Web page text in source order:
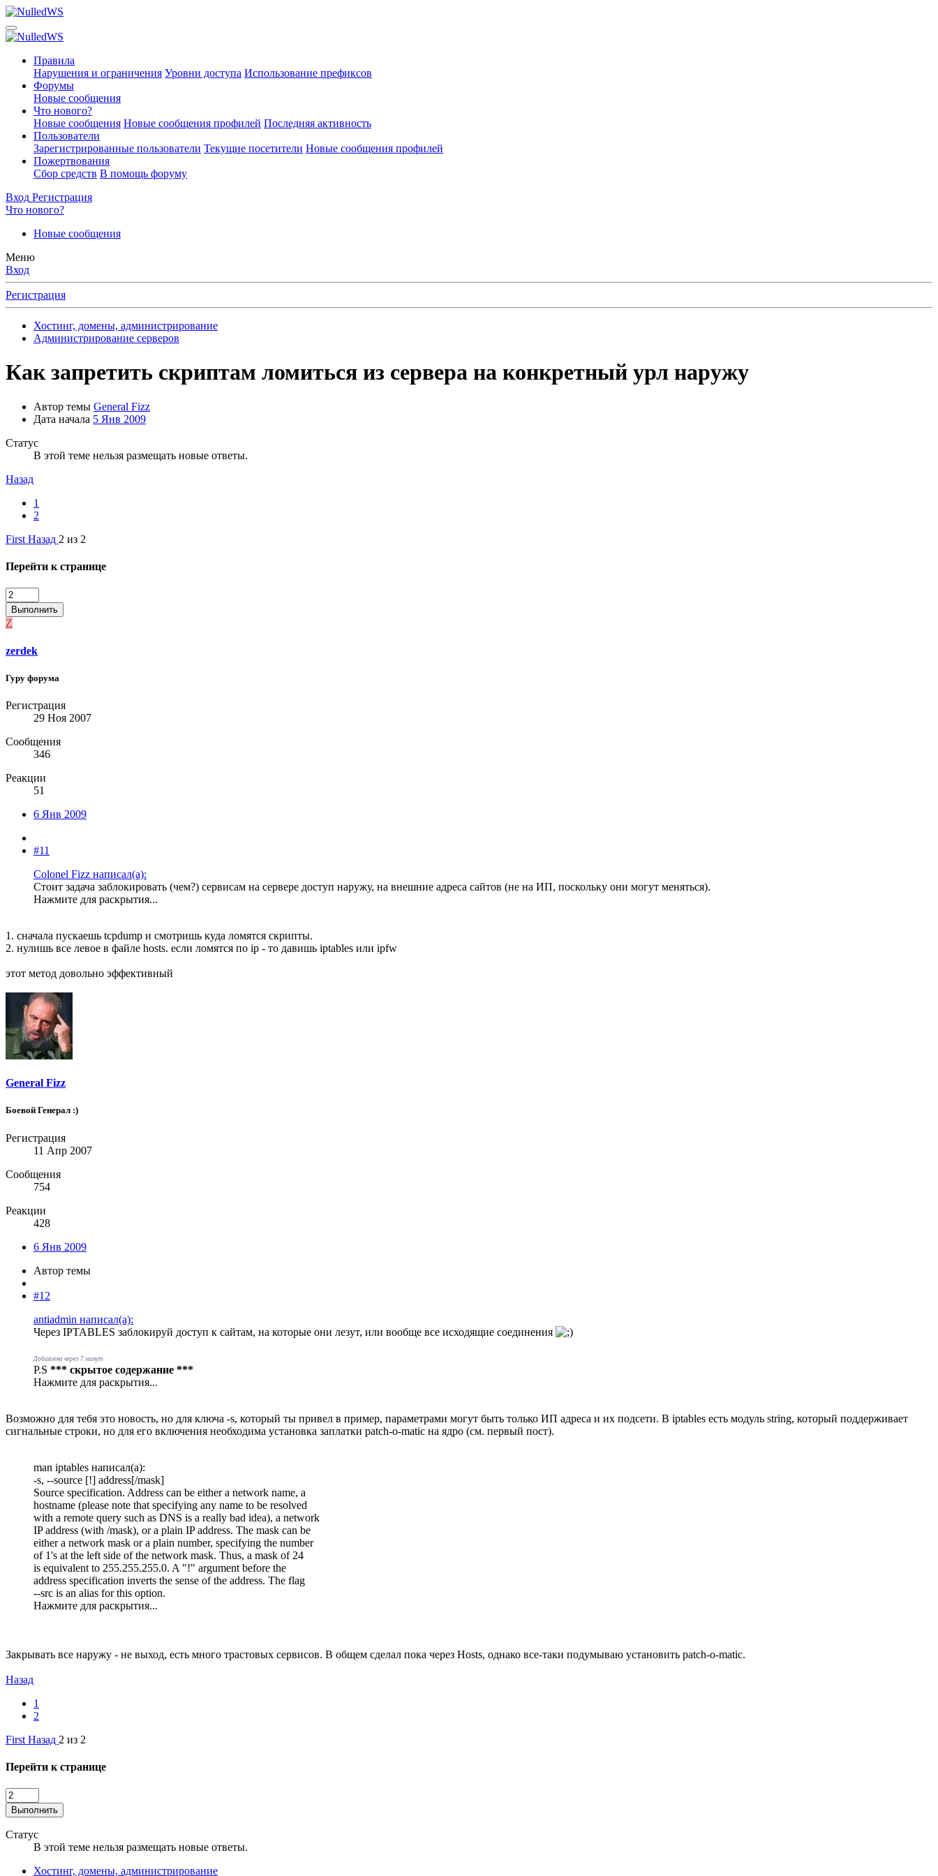
Правила
Нарушения и ограничения Уровни доступа Использование префиксов
Форумы
Новые сообщения
Что нового?
Новые сообщения Новые сообщения профилей Последняя активность
Пользователи
Зарегистрированные пользователи Текущие посетители Новые сообщения профилей
Пожертвования
Сбор средств В помощь форуму
Вход Регистрация
Что нового?
Новые сообщения
Меню
Вход
Регистрация
Хостинг, домены, администрирование
Администрирование серверов
Как запретить скриптам ломиться из сервера на конкретный урл наружу
Автор темы General Fizz
Дата начала 5 Янв 2009
Статус
В этой теме нельзя размещать новые ответы.
Назад
1
2
First Назад 2 из 2
Перейти к странице
Выполнить
Z
zerdek
Гуру форума
Регистрация
29 Ноя 2007
Сообщения
346
Реакции
51
6 Янв 2009
#11
Colonel Fizz написал(а):
Стоит задача заблокировать (чем?) сервисам на сервере доступ наружу, на внешние адреса сайтов (не на ИП, поскольку они могут меняться).
Нажмите для раскрытия...
1. сначала пускаешь tcpdump и смотришь куда ломятся скрипты.
2. нулишь все левое в файле hosts. если ломятся по ip - то давишь iptables или ipfw
этот метод довольно эффективный
General Fizz
Боевой Генерал :)
Регистрация
11 Апр 2007
Сообщения
754
Реакции
428
6 Янв 2009
Автор темы
#12
antiadmin написал(а):
Через IPTABLES заблокируй доступ к сайтам, на которые они лезут, или вообще все исходящие соединения
Добавлено через 7 минут
P.S *** скрытое содержание ***
Нажмите для раскрытия...
Возможно для тебя это новость, но для ключа -s, который ты привел в пример, параметрами могут быть только ИП адреса и их подсети. В iptables есть модуль string, который поддерживает
сигнальные строки, но для его включения необходима установка заплатки patch-o-matic на ядро (см. первый пост).
man iptables написал(а):
-s, --source [!] address[/mask]
Source specification. Address can be either a network name, a
hostname (please note that specifying any name to be resolved
with a remote query such as DNS is a really bad idea), a network
IP address (with /mask), or a plain IP address. The mask can be
either a network mask or a plain number, specifying the number
of 1's at the left side of the network mask. Thus, a mask of 24
is equivalent to 255.255.255.0. A "!" argument before the
address specification inverts the sense of the address. The flag
--src is an alias for this option.
Нажмите для раскрытия...
Закрывать все наружу - не выход, есть много трастовых сервисов. В общем сделал пока через Hosts, однако все-таки подумываю установить patch-o-matic.
Назад
1
2
First Назад 2 из 2
Перейти к странице
Выполнить
Статус
В этой теме нельзя размещать новые ответы.
Хостинг, домены, администрирование